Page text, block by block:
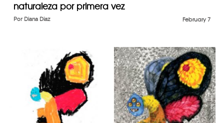
naturaleza por primera vez
February 7
Por Diana Diaz